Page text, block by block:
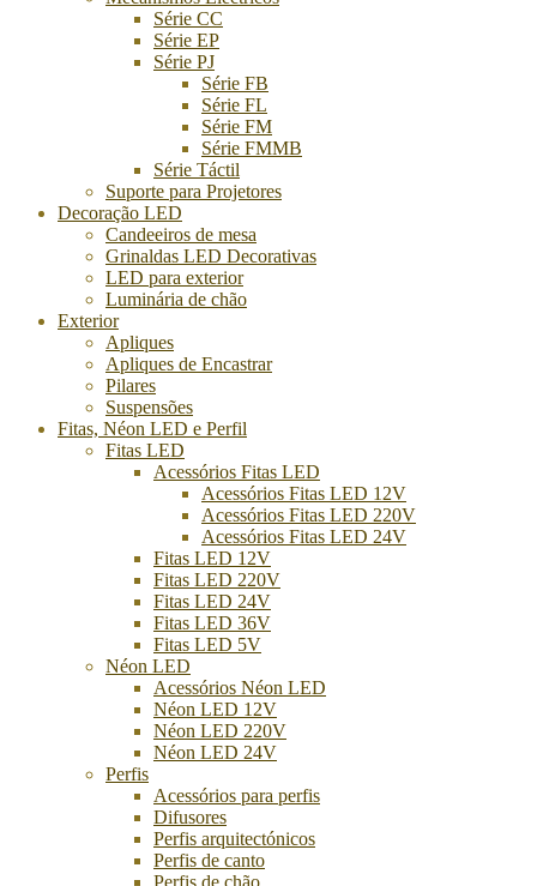
Série CC
Série EP
Série PJ
Série FB
Série FL
Série FM
Série FMMB
Série Táctil
Suporte para Projetores
Decoração LED
Candeeiros de mesa
Grinaldas LED Decorativas
LED para exterior
Luminária de chão
Exterior
Apliques
Apliques de Encastrar
Pilares
Suspensões
Fitas, Néon LED e Perfil
Fitas LED
Acessórios Fitas LED
Acessórios Fitas LED 12V
Acessórios Fitas LED 220V
Acessórios Fitas LED 24V
Fitas LED 12V
Fitas LED 220V
Fitas LED 24V
Fitas LED 36V
Fitas LED 5V
Néon LED
Acessórios Néon LED
Néon LED 12V
Néon LED 220V
Néon LED 24V
Perfis
Acessórios para perfis
Difusores
Perfis arquitectónicos
Perfis de canto
Perfis de chão